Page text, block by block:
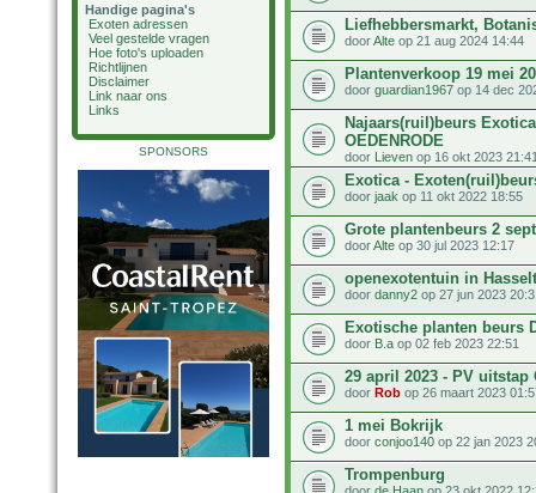
Handige pagina's
Exoten adressen
Veel gestelde vragen
Hoe foto's uploaden
Richtlijnen
Disclaimer
Link naar ons
Links
SPONSORS
Liefhebbersmarkt,
doorAlte op 21 aug 2024 14:44
Plantenverkoop 19 mei
door guardian1967 op 14 dec
Najaars(ruil)beurs Exotica
OEDENRODE
door Lieven op 16 okt 2023
Exotica -
door jaak op 11 okt 2022 18:55
Grote plantenbeurs 2
doorAlte op 30 jul 2023 12:17
openexotentuin in Hasselt
door danny2 op 27 jun 2023
Exotische planten beurs
door B.a op 02 feb 2023 22:51
29 april 2023 - PV
door Rob op 26 maart 2023
1 mei Bokrijk
door conjoo140 op 22 jan 2023
Trompenburg
door de Haan op 23 okt 2022